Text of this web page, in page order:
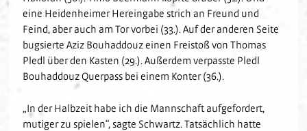
eine Heidenheimer Hereingabe strich an Freund und
Feind, aber auch am Tor vorbei (33.). Auf der anderen Seite
bugsierte Aziz Bouhaddouz einen Freistoß von Thomas
Pledl über den Kasten (29.). Außerdem verpasste Pledl
Bouhaddouz Querpass bei einem Konter (36.).
„In der Halbzeit habe ich die Mannschaft aufgefordert,
mutiger zu spielen“, sagte Schwartz. Tatsächlich hatte